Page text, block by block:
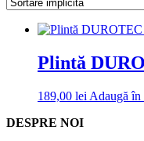
Plintă
189,00 lei Adaugă în
DESPRE NOI